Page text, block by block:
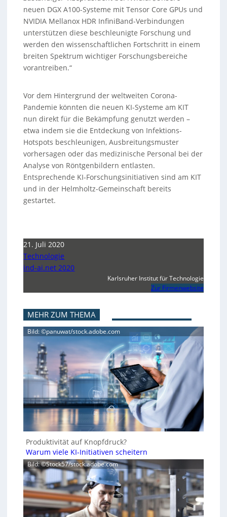
neuen DGX A100-Systeme mit Tensor Core GPUs und
NVIDIA Mellanox HDR InfiniBand-Verbindungen
unterstützen diese beschleunigte Forschung und
werden den wissenschaftlichen Fortschritt in einem
breiten Spektrum wichtiger Forschungsbereiche
vorantreiben.“
Vor dem Hintergrund der weltweiten Corona-
Pandemie könnten die neuen KI-Systeme am KIT
nun direkt für die Bekämpfung genutzt werden –
etwa indem sie die Entdeckung von Infektions-
Hotspots beschleunigen, Ausbreitungsmuster
vorhersagen oder das medizinische Personal bei der
Analyse von Röntgenbildern entlasten.
Entsprechende KI-Forschungsinitiativen sind am KIT
und in der Helmholtz-Gemeinschaft bereits
gestartet.
21. Juli 2020
Technologie
ind-ai.net 2020
Karlsruher Institut für Technologie
Zur Firmenwebsite
MEHR ZUM THEMA
Bild: ©panuwat/stock.adobe.com
Produktivität auf Knopfdruck?
Warum viele KI-Initiativen scheitern
Bild: ©Stock57/stock.adobe.com